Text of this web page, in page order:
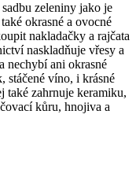
zeleniny jako je
okrasné a ovocné
nakladačky a rajčata
naskladňuje vřesy a
nechybí ani okrasné
stáčené víno, i krásné
také zahrnuje keramiku,
kůru, hnojiva a